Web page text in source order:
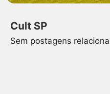
Cult SP
Sem postagens